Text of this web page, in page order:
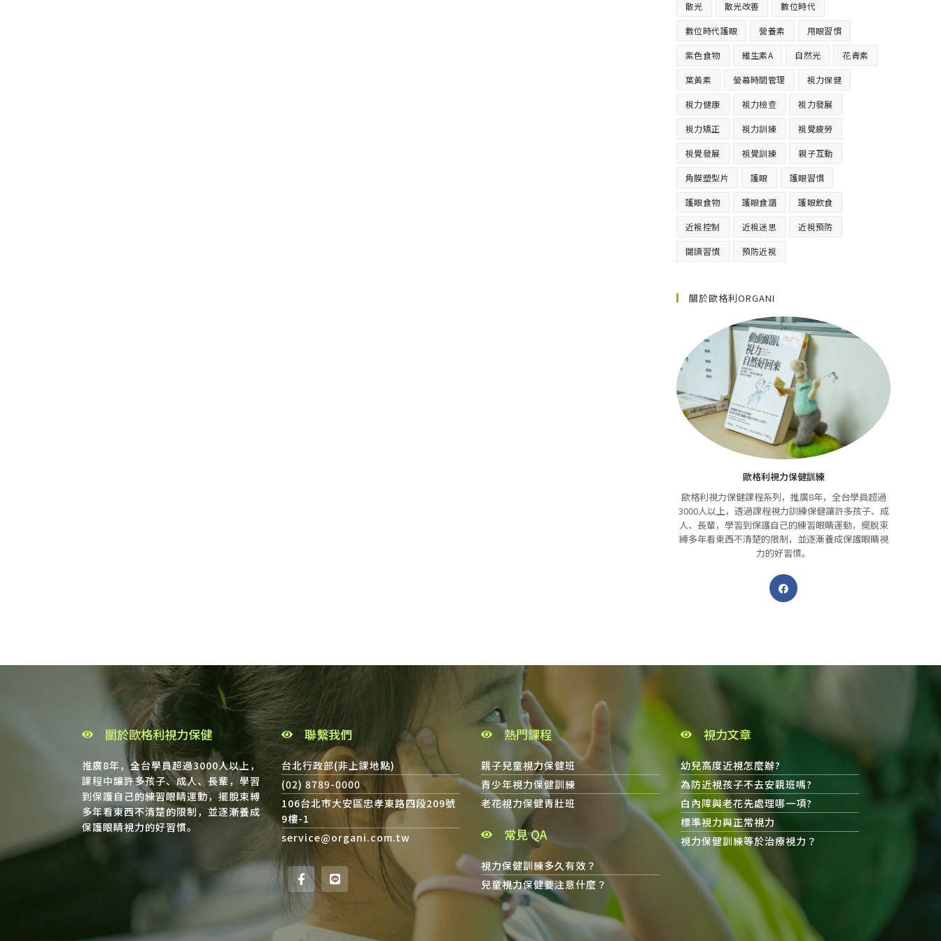
散光 散光改善 數位時代
數位時代護眼 營養素 用眼習慣
紫色食物 維生素A 自然光 花青素
葉黃素 螢幕時間管理 視力保健
視力健康 視力檢查 視力發展
視力矯正 視力訓練 視覺疲勞
視覺發展 視覺訓練 親子互動
角膜塑型片 護眼 護眼習慣
護眼食物 護眼食譜 護眼飲食
近視控制 近視迷思 近視預防
閱讀習慣 預防近視
關於歐格利ORGANI
歐格利視力保健訓練
歐格利視力保健課程系列，推廣8年，全台學員超過
3000人以上，透過課程視力訓練保健讓許多孩子、成
人、長輩，學習到保護自己的練習眼睛運動，擺脫束
縛多年看東西不清楚的限制，並逐漸養成保護眼睛視
力的好習慣。
關於歐格利視力保健
推廣8年，全台學員超過3000人以上，
課程中讓許多孩子、成人、長輩，學習
到保護自己的練習眼睛運動，擺脫束縛
多年看東西不清楚的限制，並逐漸養成
保護眼睛視力的好習慣。
聯繫我們
台北行政部(非上課地點)
(02) 8789-0000
106台北市大安區忠孝東路四段209號
9樓-1
service@organi.com.tw
熱門課程
親子兒童視力保健班
青少年視力保健訓練
老花視力保健青壯班
常見 QA
視力保健訓練多久有效？
兒童視力保健要注意什麼？
視力文章
幼兒高度近視怎麼辦?
為防近視孩子不去安親班嗎?
白內障與老花先處理哪一項?
標準視力與正常視力
視力保健訓練等於治療視力？